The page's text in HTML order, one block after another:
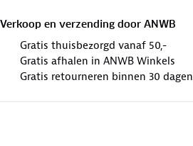
Verkoop en verzending door ANWB
Gratis thuisbezorgd vanaf 50,-
Gratis afhalen in ANWB Winkels
Gratis retourneren binnen 30 dagen